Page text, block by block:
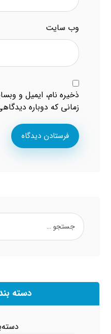
وب‌ سایت
ذخیره نام، ایمیل و
زمانی که دوباره
فرستادن دیدگاه
دسته